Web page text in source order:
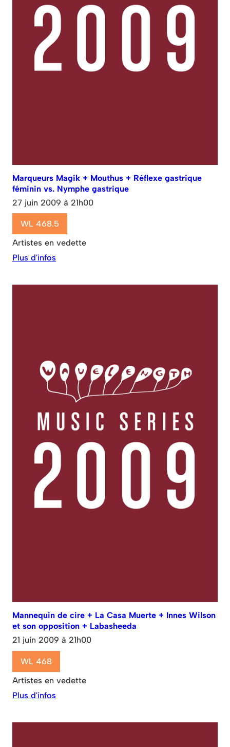
Marqueurs Magik + Mouthus + Réflexe gastrique
féminin vs. Nymphe gastrique
27 juin 2009 à 21h00
WL 468.5
Artistes en vedette
Plus d'infos
Mannequin de cire + La Casa Muerte + Innes Wilson
et son opposition + Labasheeda
21 juin 2009 à 21h00
WL 468
Artistes en vedette
Plus d'infos